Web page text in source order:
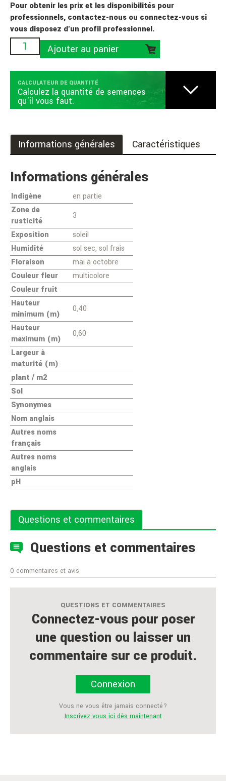
Pour obtenir les prix et les disponibilités pour
professionnels, contactez-nous ou connectez-vous si
vous disposez d'un profil professionnel.
Ajouter au panier
CALCULATEUR DE QUANTITÉ
Calculez la quantité de semences
qu'il vous faut.
Informations générales Caractéristiques
Informations générales
Indigène
en partie
Zone de
rusticité
3
Exposition
soleil
Humidité
sol sec, sol frais
Floraison
mai à octobre
Couleur fleur
multicolore
Couleur fruit
Hauteur
minimum (m)
0,40
Hauteur
maximum (m)
0,60
Largeur à
maturité (m)
plant / m2
Sol
Synonymes
Nom anglais
Autres noms
français
Autres noms
anglais
pH
Questions et commentaires
Questions et commentaires
0 commentaires et avis
QUESTIONS ET COMMENTAIRES
Connectez-vous pour poser
une question ou laisser un
commentaire sur ce produit.
Connexion
Vous ne vous être jamais connecté?
Inscrivez vous ici dès maintenant